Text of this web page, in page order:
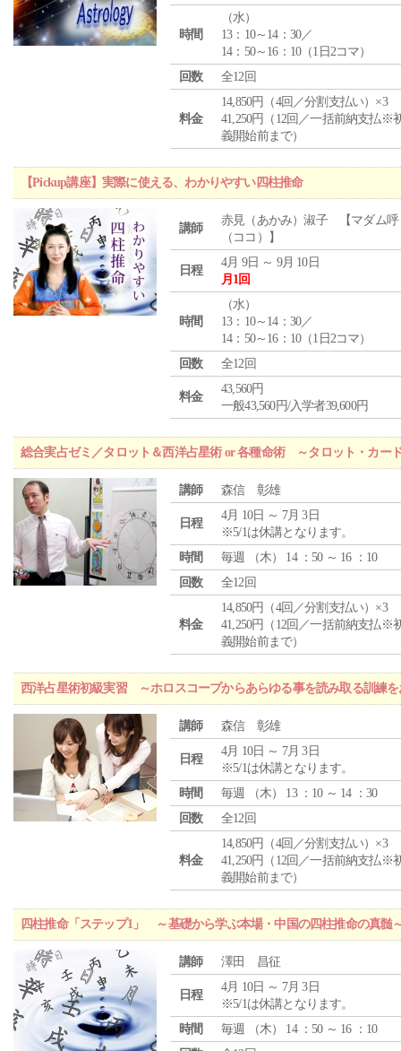
時間
（水）
13：10～14：30／
14：50～16：10（1日2コマ）
回数
全12回
料金
14,850円（4回／分割支払い）×3
41,250円（12回／一括前納支払※
義開始前まで）
【Pickup講座】実際に使える、わかりやすい四柱推命
講師
赤見（あかみ）淑子 【マダム呼
（ココ）】
日程
4月 9日 ～ 9月 10日
月1回
時間
（水）
13：10～14：30／
14：50～16：10（1日2コマ）
回数
全12回
料金
43,560円
一般43,560円/入学者39,600円
総合実占ゼミ／タロット＆西洋占星術 or 各種命術 ～タロット・カー
講師 森信 彰雄
日程
4月 10日 ～ 7月 3日
※5/1は休講となります。
時間
毎週 （木） 14 ：50 ～ 16 ：10
回数
全12回
料金
14,850円（4回／分割支払い）×3
41,250円（12回／一括前納支払※
義開始前まで）
西洋占星術初級実習 ～ホロスコープからあらゆる事を読み取る訓練を
講師 森信 彰雄
日程
4月 10日 ～ 7月 3日
※5/1は休講となります。
時間
毎週 （木） 13 ：10 ～ 14 ：30
回数
全12回
料金
14,850円（4回／分割支払い）×3
41,250円（12回／一括前納支払※
義開始前まで）
四柱推命「ステップ1」 ～基礎から学ぶ本場・中国の四柱推命の真髄
講師 澤田 昌征
日程
4月 10日 ～ 7月 3日
※5/1は休講となります。
時間
毎週 （木） 14 ：50 ～ 16 ：10